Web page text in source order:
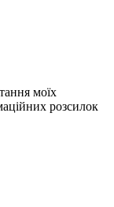
моїх
розсилок